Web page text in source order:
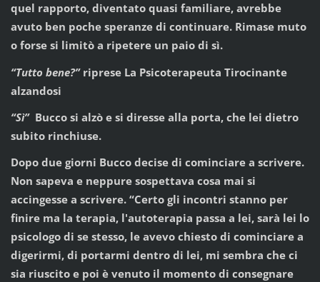
quel rapporto, diventato quasi familiare, avrebbe
avuto ben poche speranze di continuare. Rimase muto
o forse si limitò a ripetere un paio di sì.
“Tutto bene?”riprese La Psicoterapeuta Tirocinante
alzandosi
“Sì”Bucco si alzò e si diresse alla porta, che lei dietro
subito rinchiuse.
Dopo due giorni Bucco decise di cominciare a scrivere.
Non sapeva e neppure sospettava cosa mai si
accingesse a scrivere. “Certo gli incontri stanno per
finire ma la terapia, l'autoterapia passa a lei, sarà lei lo
psicologo di se stesso, le avevo chiesto di cominciare a
digerirmi, di portarmi dentro di lei, mi sembra che ci
sia riuscito e poi è venuto il momento di consegnare